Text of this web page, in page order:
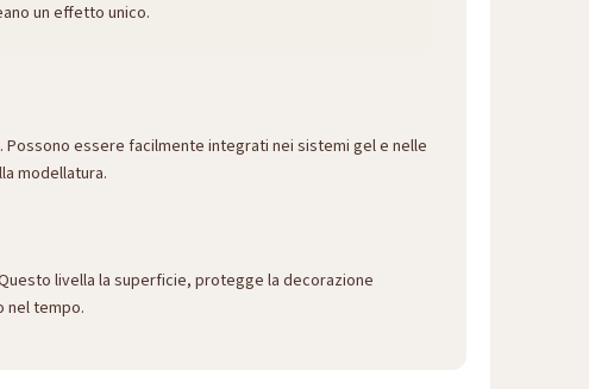
un effetto unico.
. Possono essere facilmente integrati nei sistemi gel e nelle
modellatura.
livella la superficie, protegge la decorazione
nel tempo.